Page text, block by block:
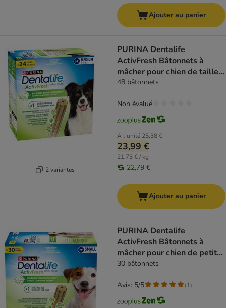
Ajouter au panier
2 variantes
PURINA Dentalife
ActivFresh Bâtonnets à
mâcher pour chien de taille
moyenne
48 bâtonnets
À l'unité 25,38 €
23,99 €
21,73 € / kg
22,79 €
Non évalué
Ajouter au panier
PURINA Dentalife
ActivFresh Bâtonnets à
mâcher pour chien de petite
taille
30 bâtonnets
Avis: 5/5 (1)